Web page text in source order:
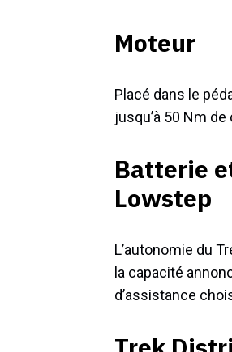
Moteur
Placé dans le
jusqu’à 50 Nm de
Batterie
Lowstep
L’autonomie du
la capacité
d’assistance